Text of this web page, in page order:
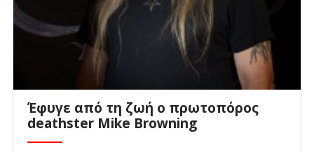
Έφυγε από τη ζωή ο πρωτοπόρος
deathster Mike Browning